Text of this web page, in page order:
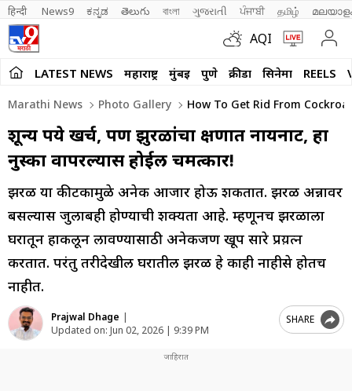
हिन्दी News9 ಕನ್ನಡ తెలుగు বাংলা ગુજરાતી ਪੰਜਾਬੀ தமிழ்
AQI
LATEST NEWS महाराष्ट्र मुंबई पुणे क्रीडा सिनेमा REELS
Marathi News Photo Gallery How To Get Rid From
शून्य रुपये खर्च, पण झुरळांचा क्षणात नायनाट, हा
नुस्का वापरल्यास होईल चमत्कार!
झुरळ या कीटकामुळे अनेक आजार होऊ शकतात. झुरळ अन्नावर
बसल्यास जुलाबही होण्याची शक्यता आहे. म्हणूनच झुरळाला
घरातून हाकलून लावण्यासाठी अनेकजण खूप सारे प्रय़त्न
करतात. परंतु तरीदेखील घरातील झुरळ हे काही नाहीसे होतच
नाहीत.
Prajwal Dhage |
Updated on: Jun 02, 2026 | 9:39 PM
SHARE